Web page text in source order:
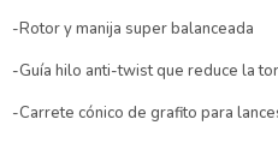
-Rotor y manija super balanceada
-Guía hilo anti-twist que reduce la
-Carrete cónico de grafito para